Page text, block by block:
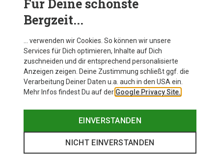
Du sparst 49%
Austrialpin
79,95 €
Für Deine schönste
Bergzeit...
… verwenden wir Cookies. So können wir unsere
Services für Dich optimieren, Inhalte auf Dich
zuschneiden und dir entsprechend personalisierte
Anzeigen zeigen. Deine Zustimmung schließt ggf. die
Verarbeitung Deiner Daten u.a. auch in den USA ein.
Mehr Infos findest Du auf der Google Privacy Site.
EINVERSTANDEN
NICHT EINVERSTANDEN